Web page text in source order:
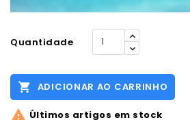
Quantidade
 ADICIONAR AO CARRINHO
 Últimos artigos em stock